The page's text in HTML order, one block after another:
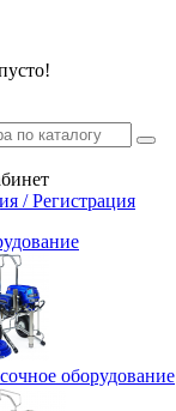
/ Регистрация
оборудование